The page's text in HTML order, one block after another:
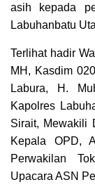
asih kepada
Labuhanbatu
Terlihat hadir
MH, Kasdim
Labura, H.
Kapolres
Sirait, Mewakili
Kepala OPD,
Perwakilan
Upacara ASN